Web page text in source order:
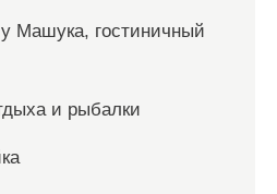
Машука, гостиничный
и рыбалки